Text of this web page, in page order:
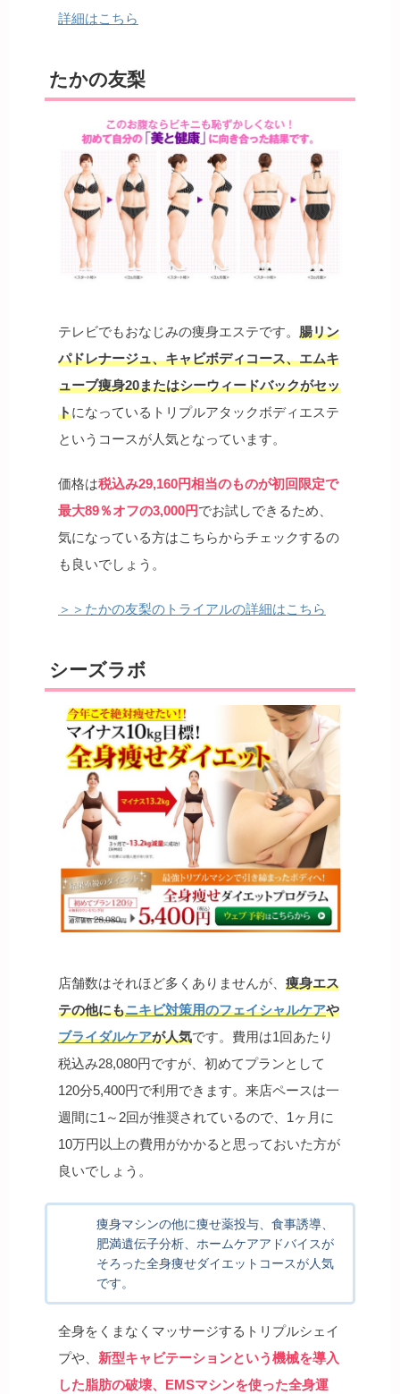
詳細はこちら
たかの友梨
テレビでもおなじみの痩身エステです。 腸リン
パドレナージュ、キャビボディコース、エムキ
ューブ痩身20またはシーウィードバックがセッ
トになっているトリプルアタックボディエステ
というコースが人気となっています。
価格は税込み29,160円相当のものが初回限定で
最大89％オフの3,000円でお試しできるため、
気になっている方はこちらからチェックするの
も良いでしょう。
＞＞たかの友梨のトライアルの詳細はこちら
シーズラボ
店舗数はそれほど多くありませんが、 痩身エス
テの他にもニキビ対策用のフェイシャルケアや
ブライダルケアが人気です。費用は1回あたり
税込み28,080円ですが、初めてプランとして
120分5,400円で利用できます。来店ペースは一
週間に1～2回が推奨されているので、1ヶ月に
10万円以上の費用がかかると思っておいた方が
良いでしょう。
痩身マシンの他に痩せ薬投与、食事誘導、
肥満遺伝子分析、ホームケアアドバイスが
そろった全身痩せダイエットコースが人気
です。
全身をくまなくマッサージするトリプルシェイ
プや、 新型キャビテーションという機械を導入
した脂肪の破壊、EMSマシンを使った全身運